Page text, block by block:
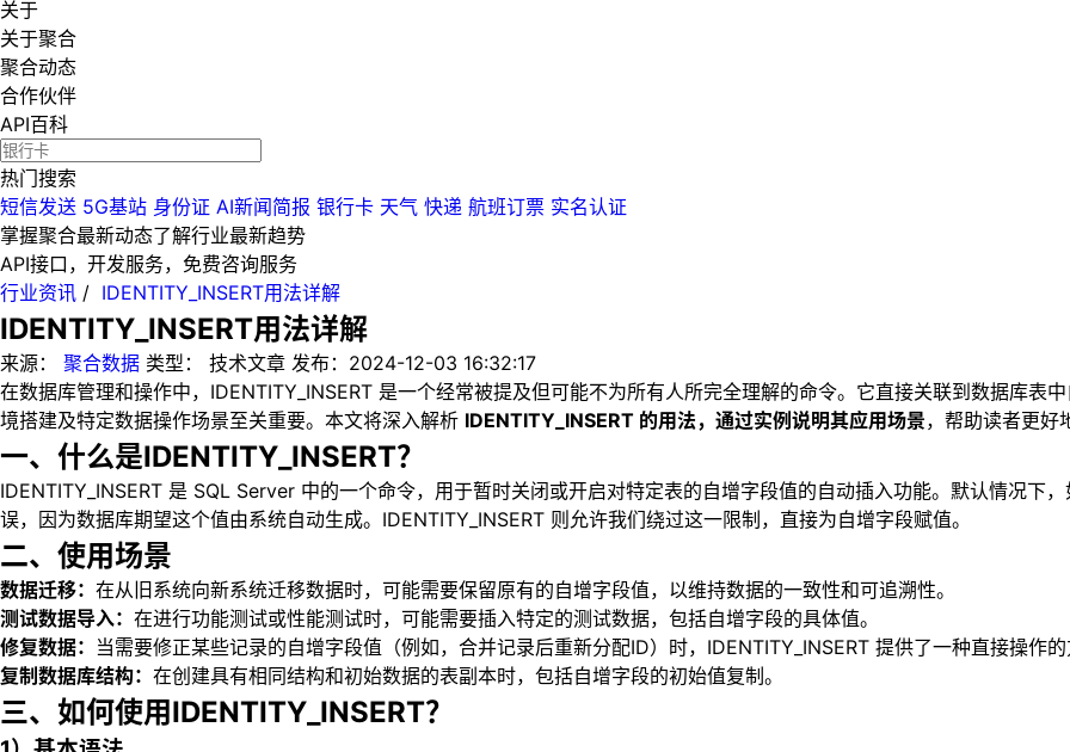
关于
关于聚合
聚合动态
合作伙伴
API百科
热门搜索
短信发送 5G基站 身份证 AI新闻简报 银行卡 天气 快递 航班订票 实名认证
掌握聚合最新动态了解行业最新趋势
API接口，开发服务，免费咨询服务
行业资讯 / IDENTITY_INSERT用法详解
IDENTITY_INSERT用法详解
来源： 聚合数据 类型： 技术文章 发布： 2024-12-03 16:32:17
在数据库管理和操作中，IDENTITY_INSERT 是一个经常被提及但可能不为所有人所完全理解的命令。它直接关联到数据库表
境搭建及特定数据操作场景至关重要。本文将深入解析 IDENTITY_INSERT 的用法，通过实例说明其应用场景，帮助读者更好
一、什么是IDENTITY_INSERT？
IDENTITY_INSERT 是 SQL Server 中的一个命令，用于暂时关闭或开启对特定表的自增字段值的自动插入功能。默认情况下
误，因为数据库期望这个值由系统自动生成。IDENTITY_INSERT 则允许我们绕过这一限制，直接为自增字段赋值。
二、使用场景
数据迁移： 在从旧系统向新系统迁移数据时，可能需要保留原有的自增字段值，以维持数据的一致性和可追溯性。
测试数据导入： 在进行功能测试或性能测试时，可能需要插入特定的测试数据，包括自增字段的具体值。
修复数据： 当需要修正某些记录的自增字段值（例如，合并记录后重新分配ID）时，IDENTITY_INSERT 提供了一种直接操作
复制数据库结构： 在创建具有相同结构和初始数据的表副本时，包括自增字段的初始值复制。
三、如何使用IDENTITY_INSERT？